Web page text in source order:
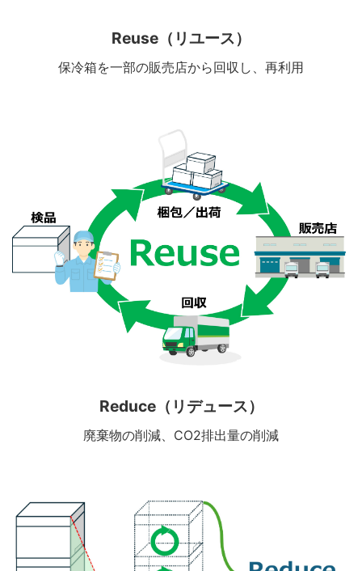
Reuse（リユース）
保冷箱を一部の販売店から回収し、再利用
Reduce（リデュース）
廃棄物の削減、CO2排出量の削減